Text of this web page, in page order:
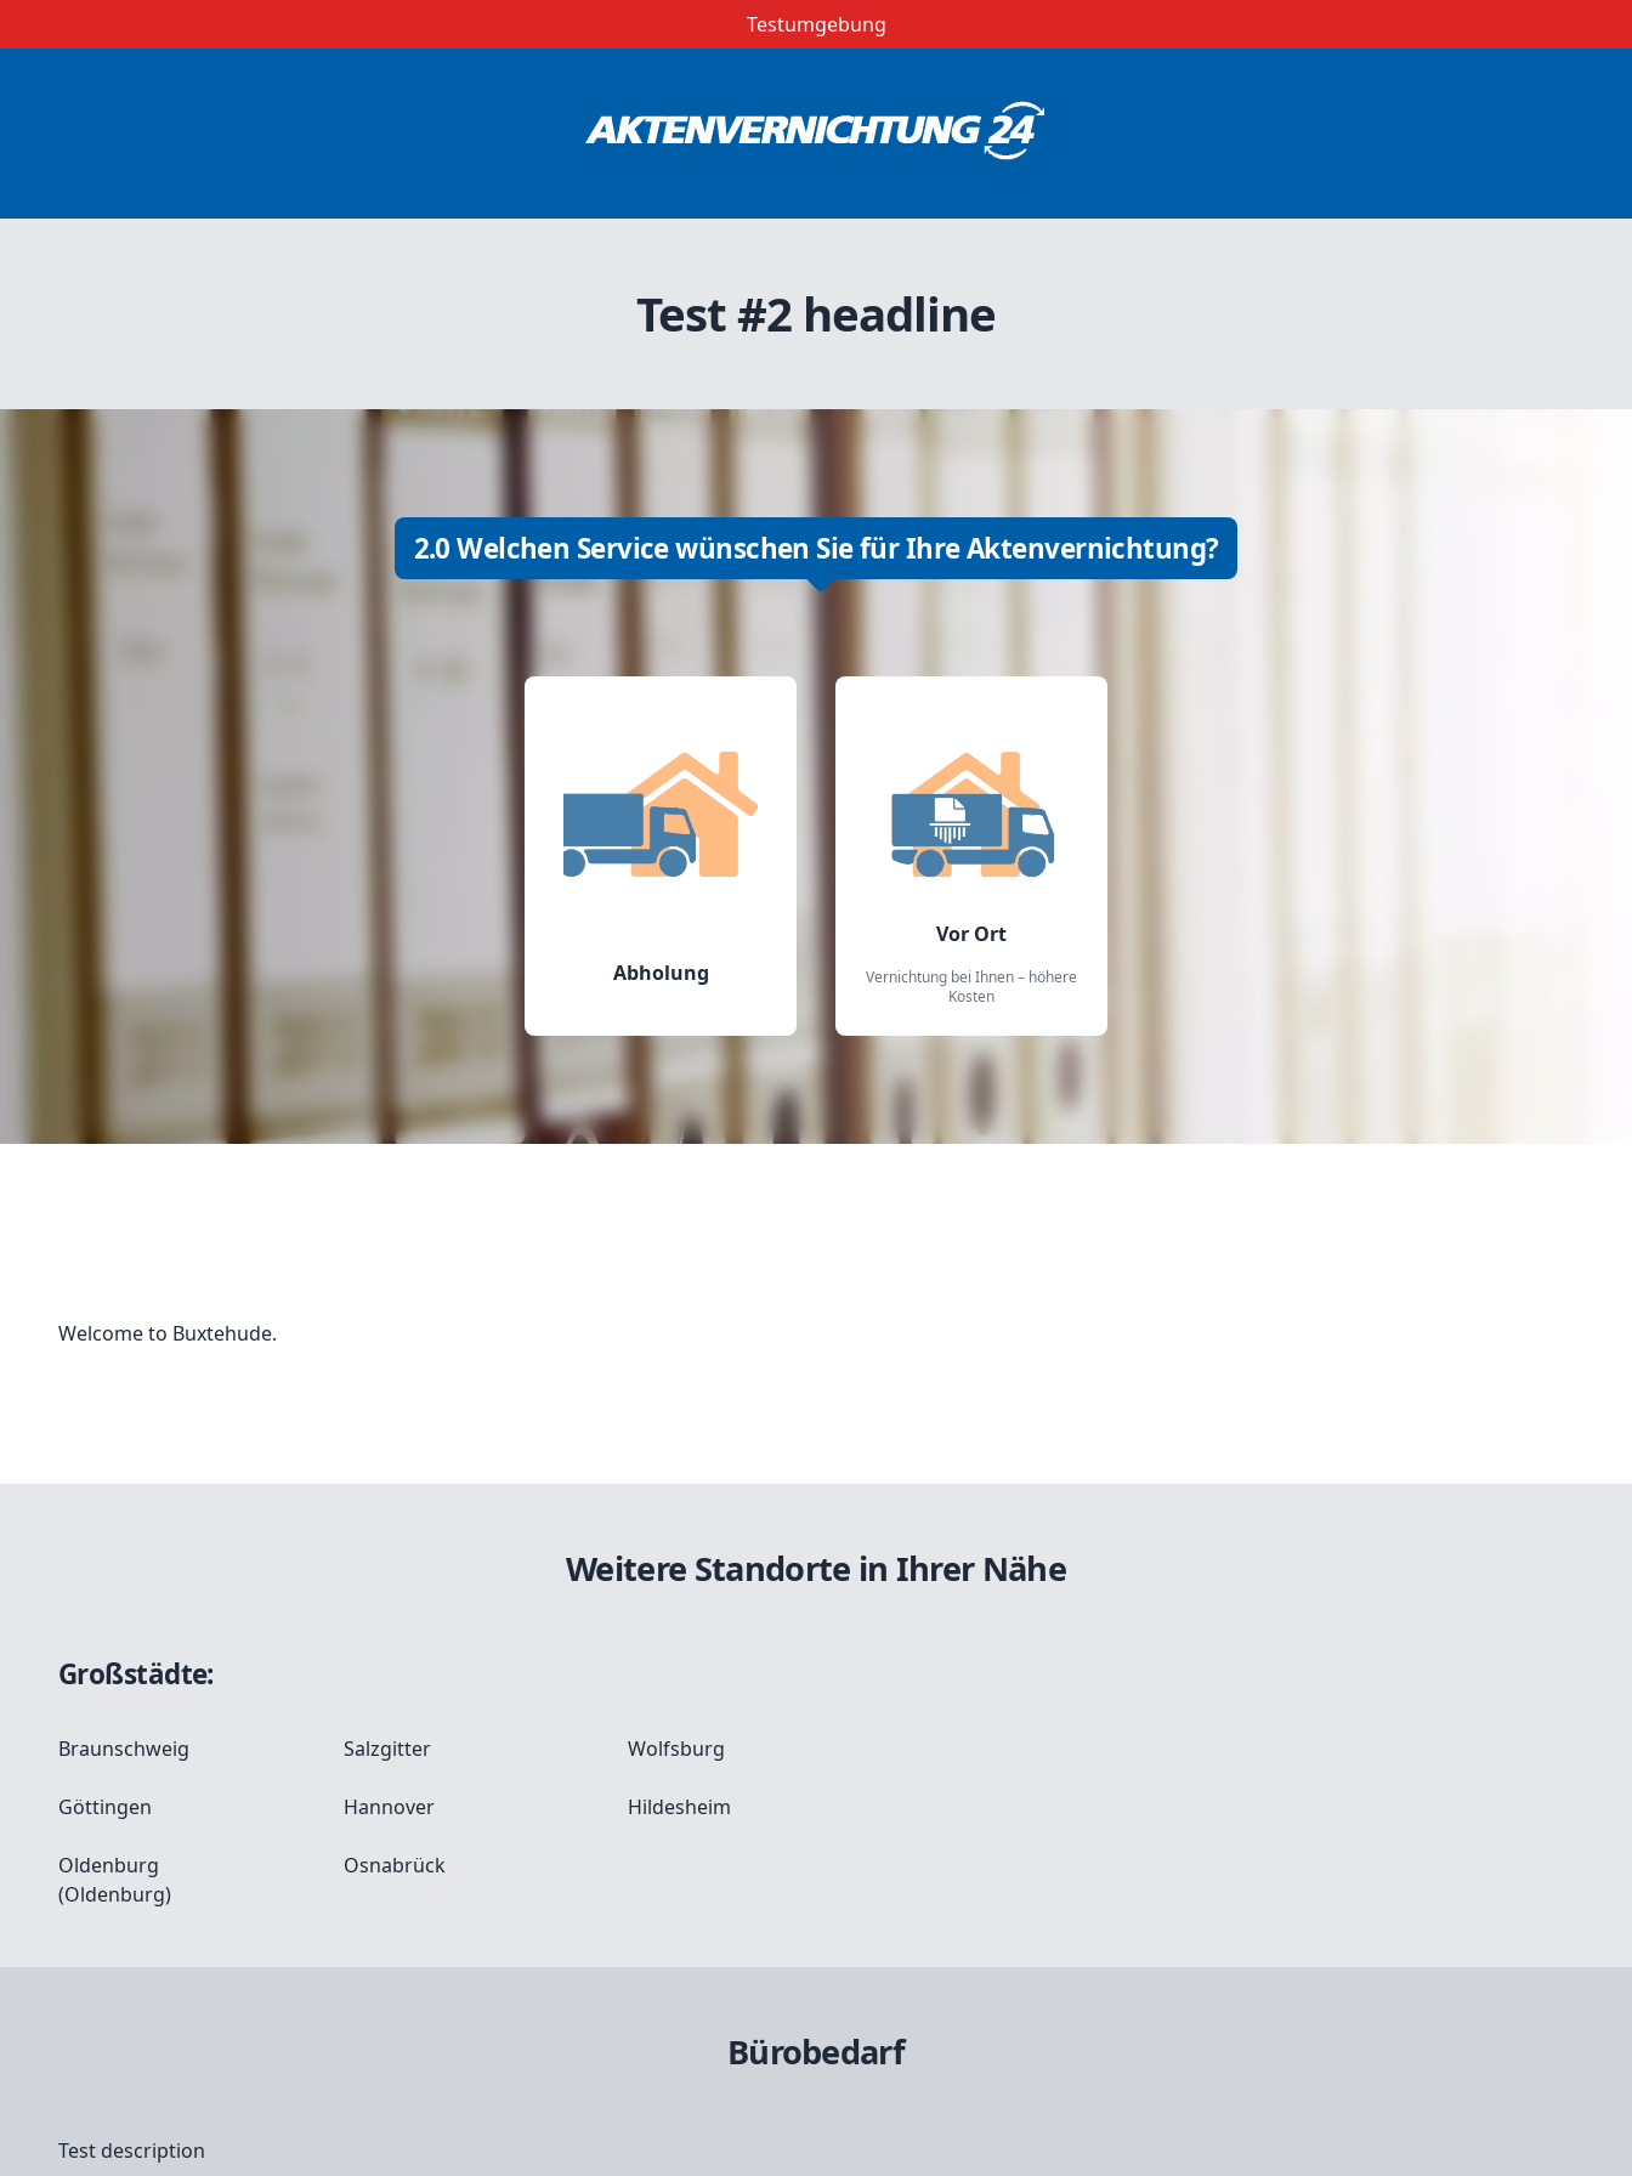
Testumgebung
Test #2 headline
2.0 Welchen Service wünschen Sie für Ihre Aktenvernichtung?
Abholung
Vor Ort
Vernichtung bei Ihnen – höhere
Kosten
Welcome to Buxtehude.
Weitere Standorte in Ihrer Nähe
Großstädte:
Braunschweig Salzgitter Wolfsburg
Göttingen Hannover Hildesheim
Oldenburg
(Oldenburg)
Osnabrück
Bürobedarf
Test description